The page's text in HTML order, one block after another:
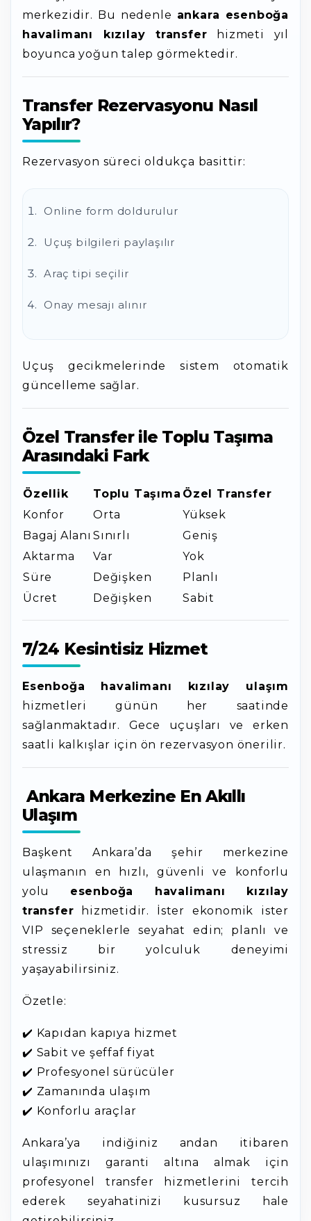
merkezidir. Bu nedenle ankara esenboğa
havalimanı kızılay transfer hizmeti yıl
boyunca yoğun talep görmektedir.
Transfer Rezervasyonu Nasıl
Yapılır?
Rezervasyon süreci oldukça basittir:
Online form doldurulur
Uçuş bilgileri paylaşılır
Araç tipi seçilir
Onay mesajı alınır
Uçuş gecikmelerinde sistem otomatik
güncelleme sağlar.
Özel Transfer ile Toplu Taşıma
Arasındaki Fark
Özellik Toplu Taşıma Özel Transfer
Konfor
Orta
Yüksek
Bagaj Alanı Sınırlı
Geniş
Aktarma
Var
Yok
Süre
Değişken
Planlı
Ücret
Değişken Sabit
7/24 Kesintisiz Hizmet
Esenboğa havalimanı kızılay ulaşım
hizmetleri günün her saatinde
sağlanmaktadır. Gece uçuşları ve erken
saatli kalkışlar için ön rezervasyon önerilir.
Ankara Merkezine En Akıllı
Ulaşım
Başkent Ankara’da şehir merkezine
ulaşmanın en hızlı, güvenli ve konforlu
yolu esenboğa havalimanı kızılay
transfer hizmetidir. İster ekonomik ister
VIP seçeneklerle seyahat edin; planlı ve
stressiz bir yolculuk deneyimi
yaşayabilirsiniz.
Özetle:
✔️ Kapıdan kapıya hizmet
✔️ Sabit ve şeffaf fiyat
✔️ Profesyonel sürücüler
✔️ Zamanında ulaşım
✔️ Konforlu araçlar
Ankara’ya indiğiniz andan itibaren
ulaşımınızı garanti altına almak için
profesyonel transfer hizmetlerini tercih
ederek seyahatinizi kusursuz hale